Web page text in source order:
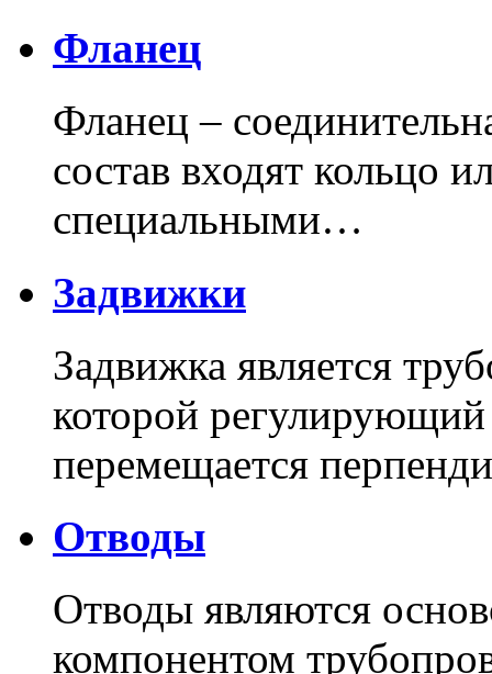
Фланец
Фланец –
состав входят кольцо
специальными…
Задвижки
Задвижка является
которой
перемещается
Отводы
Отводы являются
компонентом